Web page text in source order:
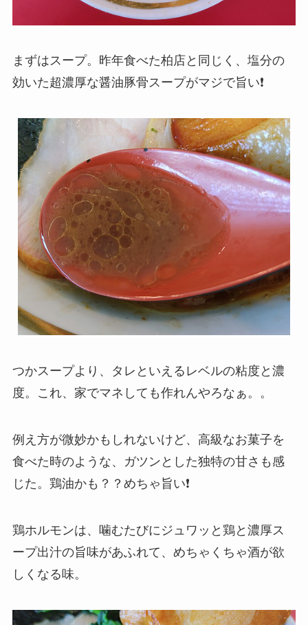
まずはスープ。昨年食べた柏店と同じく、塩分の
効いた超濃厚な醤油豚骨スープがマジで旨い❗
つかスープより、タレといえるレベルの粘度と濃
度。これ、家でマネしても作れんやろなぁ。。
例え方が微妙かもしれないけど、高級なお菓子を
食べた時のような、ガツンとした独特の甘さも感
じた。鶏油かも？？めちゃ旨い❗
鶏ホルモンは、噛むたびにジュワッと鶏と濃厚ス
ープ出汁の旨味があふれて、めちゃくちゃ酒が欲
しくなる味。